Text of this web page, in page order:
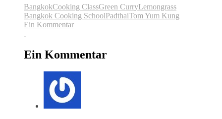
BangkokCooking ClassGreen CurryLemongrass
Bangkok Cooking SchoolPadthaiTom Yum Kung
Ein Kommentar
Ein Kommentar